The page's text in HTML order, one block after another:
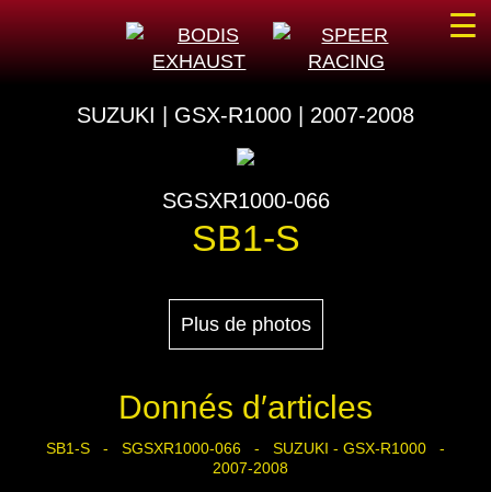
SUZUKI | GSX-R1000 | 2007-2008
SGSXR1000-066
SB1-S
Plus de photos
Donnés d′articles
SB1-S - SGSXR1000-066 - SUZUKI - GSX-R1000 -
2007-2008
☰